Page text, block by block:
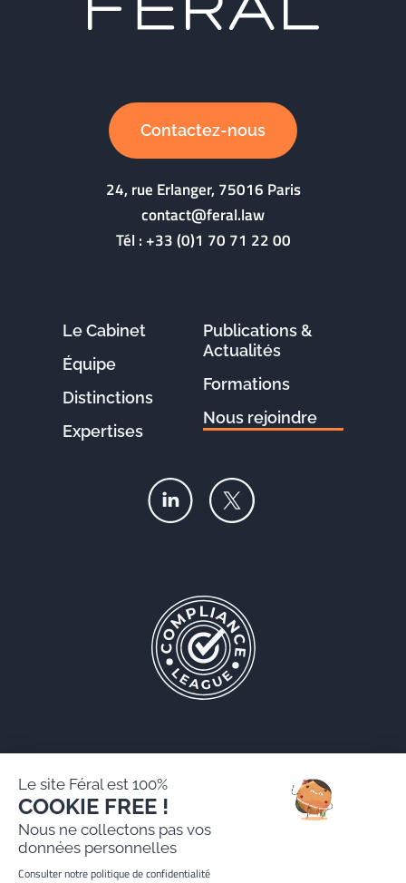
Contactez-nous
24, rue Erlanger, 75016 Paris
contact@feral.law
Tél :+33 (0)1 70 71 22 00
Le Cabinet
Équipe
Distinctions
Expertises
Publications &
Actualités
Formations
Nous rejoindre
Mentions légales
Politique de protection des données personnelles
Le site Féral est 100%
COOKIE FREE !
Nous ne collectons pas vos
données personnelles
Consulter notre politique de confidentialité